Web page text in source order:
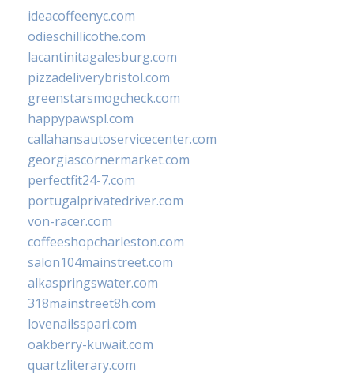
ideacoffeenyc.com
odieschillicothe.com
lacantinitagalesburg.com
pizzadeliverybristol.com
greenstarsmogcheck.com
happypawspl.com
callahansautoservicecenter.com
georgiascornermarket.com
perfectfit24-7.com
portugalprivatedriver.com
von-racer.com
coffeeshopcharleston.com
salon104mainstreet.com
alkaspringswater.com
318mainstreet8h.com
lovenailsspari.com
oakberry-kuwait.com
quartzliterary.com